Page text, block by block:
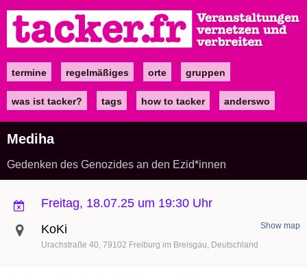
zum
Inhalt
Maintermine regelmäßiges orte gruppen
was ist tacker? tags how to tacker anderswo
Mediha
Gedenken des Genozides an den Ezid*innen
Freitag, 18.07.25 um 19:30 Uhr
KoKi
Urachstraße 40 79102 Freiburg im Breisgau Deutschland
Show map